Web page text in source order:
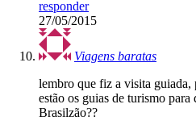
responder
27/05/2015
Viagens baratas
lembro que fiz a visita
estão os guias de turismo
Brasilzão??